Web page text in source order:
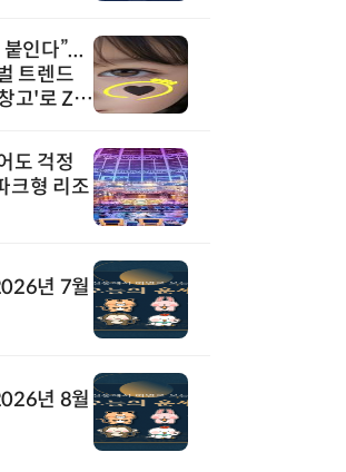
인다”...
트렌드
고'로 Z세
도 걱정
크형 리조
년 7월
년 8월